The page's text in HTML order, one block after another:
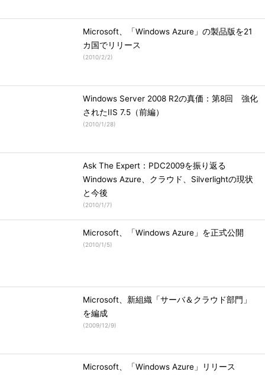
Microsoft、「Windows Azure」の製品版を21
カ国でリリース
(2010/2/2)
Windows Server 2008 R2の真価：第8回 強化
されたIIS 7.5（前編）
(2010/1/28)
Ask The Expert：PDC2009を振り返る
Windows Azure、クラウド、Silverlightの現状
と今後
(2010/1/7)
Microsoft、「Windows Azure」を正式公開
(2010/1/5)
Microsoft、新組織「サーバ＆クラウド部門」
を編成
(2009/12/9)
Microsoft、「Windows Azure」リリース